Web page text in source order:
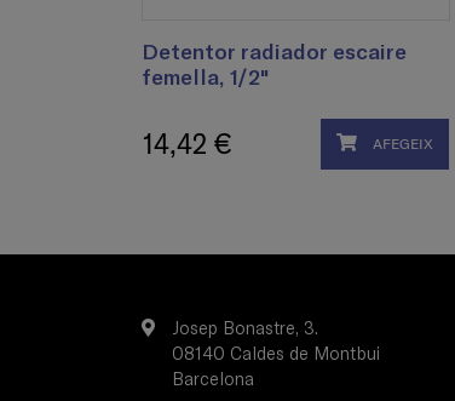
Detentor radiador escaire
femella, 1/2"
14,42 € AFEGEIX
Josep Bonastre, 3.
08140 Caldes de Montbui
Barcelona